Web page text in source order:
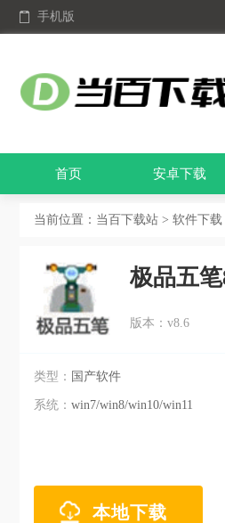
手机版
首页 安卓下载
当前位置： 当百下载站 > 软件下载
极品五
版本：v8.6
类型： 国产软件
系统： win7/win8/win10/win11
本地下载